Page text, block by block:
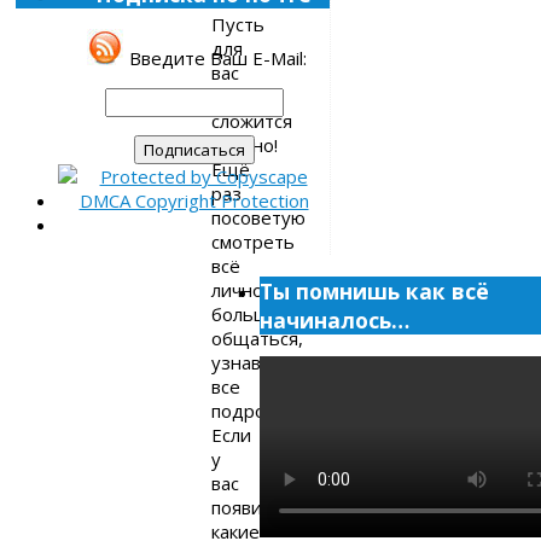
Пусть
для
вас
всё
сложится
удачно!
Ещё
раз
посоветую
смотреть
всё
лично,
больше
общаться,
узнавать
все
подробности.
Если
у
вас
появились
какие-
Введите Ваш E-Mail:
Ты помнишь как всё
начиналось…